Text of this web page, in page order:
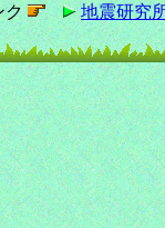
ク 地震研究